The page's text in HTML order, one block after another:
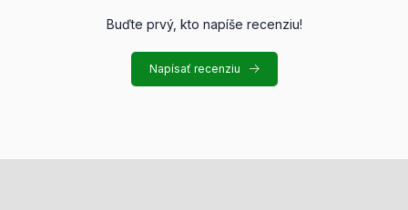
Buďte prvý, kto napíše recenziu!
Napísať recenziu